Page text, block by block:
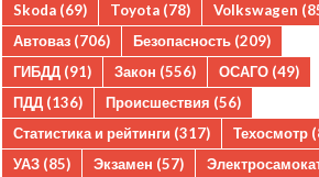
Skoda (69) Toyota (78) Volkswagen
Автоваз (706) Безопасность (209)
ГИБДД (91) Закон (556) ОСАГО (49)
ПДД (136) Происшествия (56)
Статистика и рейтинги (317) Техосмотр
УАЗ (85) Экзамен (57)